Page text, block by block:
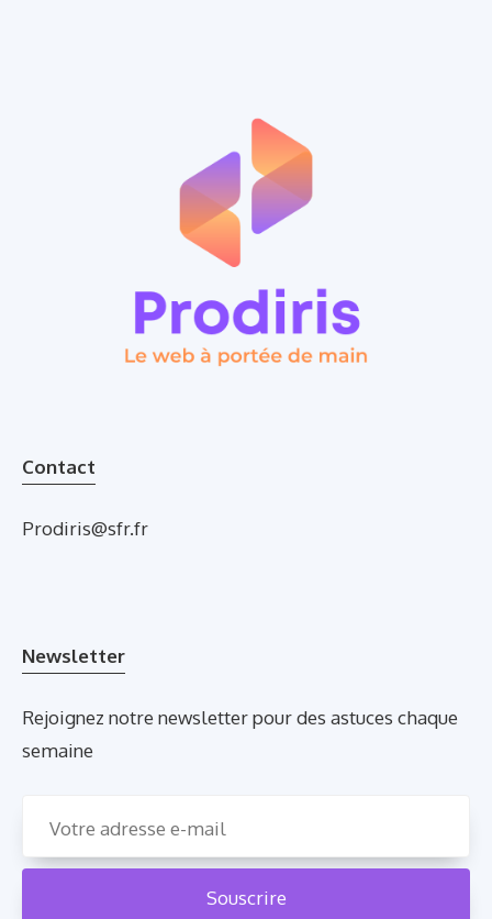
Contact
Prodiris@sfr.fr
Newsletter
Rejoignez notre newsletter pour des astuces chaque
semaine